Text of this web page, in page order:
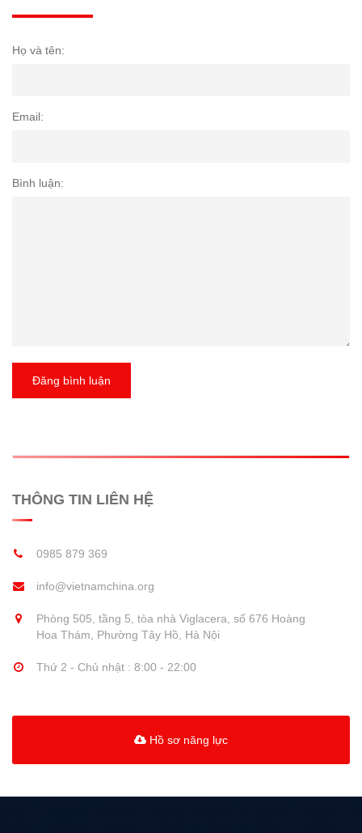
Họ và tên:
Email:
Bình luận:
Đăng bình luận
THÔNG TIN LIÊN HỆ
0985 879 369
info@vietnamchina.org
Phòng 505, tầng 5, tòa nhà Viglacera, số 676 Hoàng
Hoa Thám, Phường Tây Hồ, Hà Nội
Thứ 2 - Chủ nhật : 8:00 - 22:00
Hồ sơ năng lực